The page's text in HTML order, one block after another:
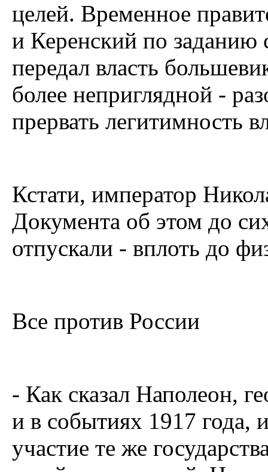
целей. Временное
и Керенский по заданию
передал власть
более неприглядной -
прервать легитимность
Кстати, император
Документа об этом до
отпускали - вплоть до
Все против России
- Как сказал Наполеон,
и в событиях 1917 года,
участие те же